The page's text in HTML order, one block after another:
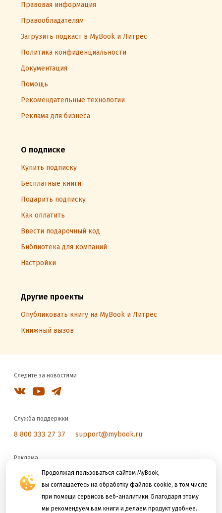
Продолжая пользоваться сайтом MyBook,
вы соглашаетесь на обработку файлов cookie, в том числе
при помощи сервисов веб-аналитики. Благодаря этому
мы рекомендуем вам книги и делаем продукт удобнее.
Правовая информация
Правообладателям
Загрузить подкаст в MyBook и Литрес
Политика конфиденциальности
Документация
Помощь
Рекомендательные технологии
Реклама для бизнеса
О подписке
Купить подписку
Бесплатные книги
Подарить подписку
Как оплатить
Ввести подарочный код
Библиотека для компаний
Настройки
Другие проекты
Опубликовать книгу на MyBook и Литрес
Книжный вызов
Следите за новостями
Служба поддержки
8 800 333 27 37 support@mybook.ru
Реклама
reklama@litres.ru
Мы принимаем к оплате